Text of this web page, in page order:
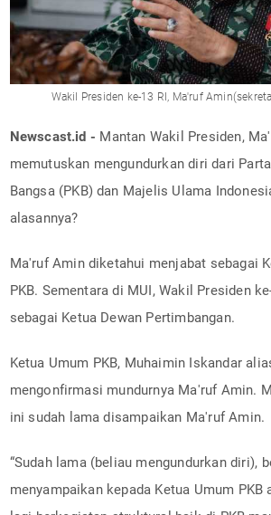
Wakil Presiden ke-13 RI, Ma'ruf
Newscast.id - Mantan Wakil Presiden,
memutuskan mengundurkan diri dari
Bangsa (PKB) dan Majelis Ulama
alasannya?
Ma'ruf Amin diketahui menjabat sebagai
PKB. Sementara di MUI, Wakil Presiden
sebagai Ketua Dewan Pertimbangan.
Ketua Umum PKB, Muhaimin Iskandar
mengonfirmasi mundurnya Ma'ruf Amin.
ini sudah lama disampaikan Ma'ruf Amin.
“Sudah lama (beliau mengundurkan diri),
menyampaikan kepada Ketua Umum PKB